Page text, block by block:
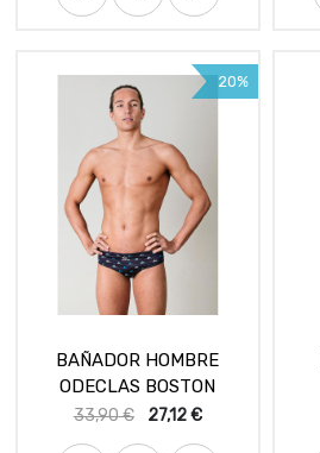
20%
BAÑADOR HOMBRE
ODECLAS BOSTON
33,90€ 27,12€